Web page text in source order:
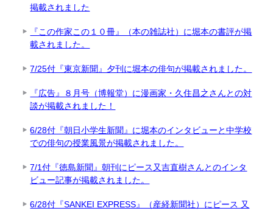
掲載されました
『この作家この１０冊』（本の雑誌社）に堀本の書評が掲
載されました。
7/25付『東京新聞』夕刊に堀本の俳句が掲載されました。
『広告』８月号（博報堂）に漫画家・久住昌之さんとの対
談が掲載されました！
6/28付『朝日小学生新聞』に堀本のインタビューと中学校
での俳句の授業風景が掲載されました。
7/1付『徳島新聞』朝刊にピース又吉直樹さんとのインタ
ビュー記事が掲載されました。
6/28付『SANKEI EXPRESS』（産経新聞社）にピース 又